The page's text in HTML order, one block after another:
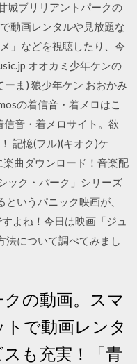
城ブリリアントパークの
動画レンタルや見放題な
」などを視聴したり、今
オオカミ少年ケンの
ま) 狼少年ケン おおかみ
の着信音・着メロはこ
音・着メロサイト。欲
記憶(フル)(キオク)ケ
曲ダウンロード！音楽配
ック・パーク」シリーズ
いうパニック映画が、
よね！今日は映画「ジュ
法について調べてみまし
の動画。スマ
で動画レンタ
も充実！「青